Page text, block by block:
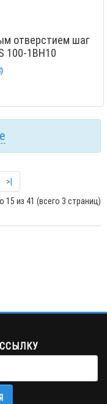
отверстием шаг
100-1BH10
>|
15 из 41 (всего 3 страниц)